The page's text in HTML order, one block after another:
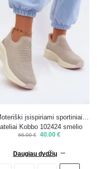
įsispiriami sportiniai
Kobbo 102424 smėlio
spalvos – 39 – išparduodama
66.00€ 40.00 €
Daugiau dydžių